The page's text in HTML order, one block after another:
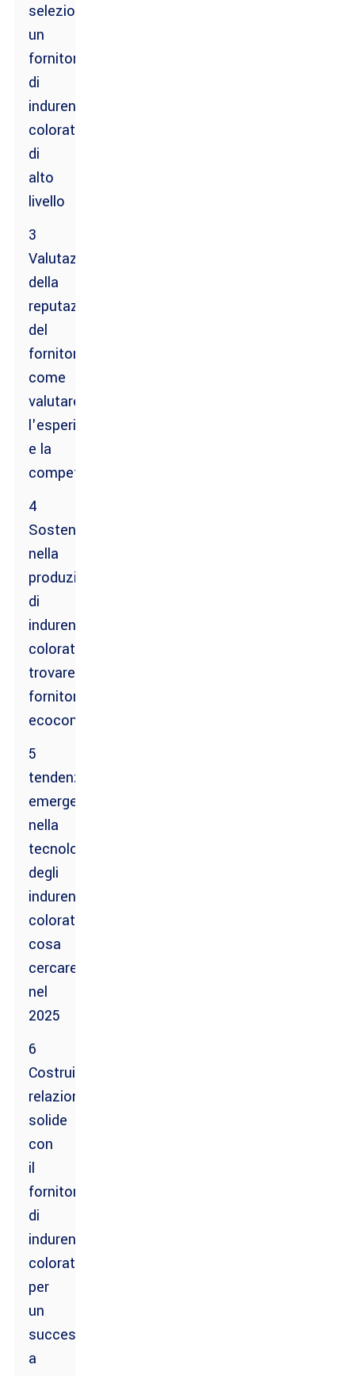
seleziona
un
fornitore
di
indurenti
colorati
di
alto
livello
3
Valutazione
della
reputazione
del
fornitore:
come
valutare
l'esperienza
e la
competenza
4
Sostenibilità
nella
produzione
di
indurenti
colorati:
trovare
fornitori
ecocompatibili
5
tendenze
emergenti
nella
tecnologia
degli
indurenti
colorati:
cosa
cercare
nel
2025
6
Costruire
relazioni
solide
con
il
fornitore
di
indurenti
colorati
per
un
successo
a